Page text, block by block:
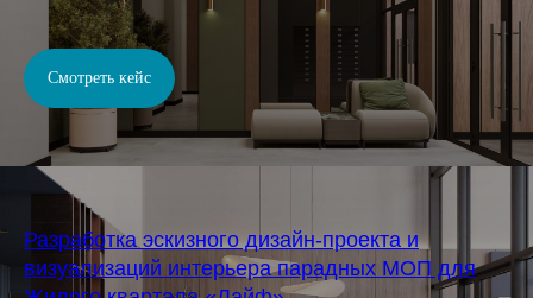
Смотреть кейс
Разработка эскизного дизайн-проекта и
визуализаций интерьера парадных МОП для